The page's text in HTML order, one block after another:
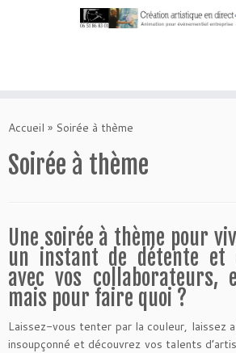
toAccueil » Soirée à thème
Soirée à thème
Une soirée à thème pour
un instant de détente et
avec vos collaborateurs,
mais pour faire quoi ?
Laissez-vous tenter par la couleur,
insoupçonné et découvrez vos talents